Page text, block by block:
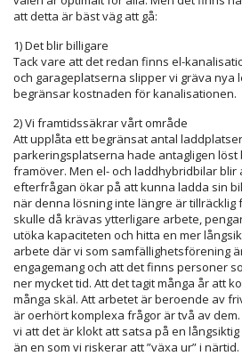
att detta är bäst väg att gå:
1) Det blir billigare
Tack vare att det redan finns el-
och garageplatserna slipper vi gräva nya
begränsar kostnaden för kanalisationen.
2) Vi framtidssäkrar vårt område
Att upplåta ett begränsat antal
parkeringsplatserna hade antagligen löst
framöver. Men el- och laddhybridbilar blir
efterfrågan ökar på att kunna ladda sin
när denna lösning inte längre är tillräcklig
skulle då krävas ytterligare arbete,
utöka kapaciteten och hitta en mer
arbete där vi som samfällighetsförening
engagemang och att det finns personer
ner mycket tid. Att det tagit många år att
många skäl. Att arbetet är beroende av
är oerhört komplexa frågor är två av
vi att det är klokt att satsa på en
än en som vi riskerar att ”växa ur” i närtid.